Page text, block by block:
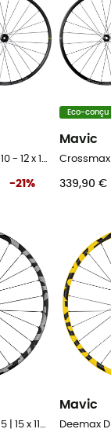
-21 %
Eco-conçu
Mavic
339,90 €
Mavic